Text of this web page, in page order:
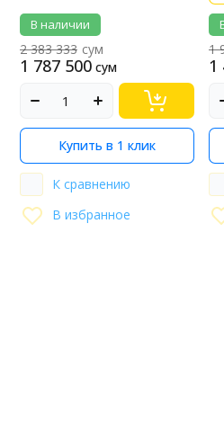
В наличии
2 383 333 сум
1 787 500 сум
Купить в 1 клик
К сравнению
В избранное
1
1